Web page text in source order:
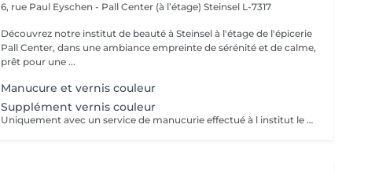
6, rue Paul Eyschen - Pall Center (à l’étage)Steinsel L-7317
Découvrez notre institut de beauté à Steinsel à l'étage de l'épicerie
Pall Center, dans une ambiance empreinte de sérénité et de calme,
prêt pour une ...
Manucure et vernis couleur
Supplément vernis couleur
Uniquement avec un service de manucurie effectué à l institut le même jour .